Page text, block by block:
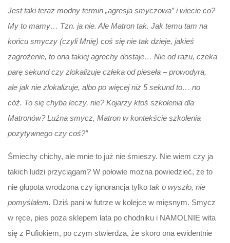
Jest taki teraz modny termin „agresja smyczowa” i wiecie co?
My to mamy… Tzn. ja nie. Ale Matron tak. Jak temu tam na
końcu smyczy (czyli Mnię) coś się nie tak dzieje, jakieś
zagrożenie, to ona takiej agrechy dostaje… Nie od razu, czeka
parę sekund czy zlokalizuje człeka od pieseła – prowodyra,
ale jak nie zlokalizuje, albo po więcej niż 5 sekund to… no
cóż. To się chyba leczy, nie? Kojarzy ktoś szkolenia dla
Matronów? Luźna smycz, Matron w kontekście szkolenia
pozytywnego czy coś?”
Śmiechy chichy, ale mnie to już nie śmieszy. Nie wiem czy ja
takich ludzi przyciągam? W połowie można powiedzieć, że to
nie głupota wrodzona czy ignorancja tylko tak o wyszło, nie
pomyślałem. Dziś pani w futrze w kolejce w mięsnym. Smycz
w ręce, pies poza sklepem lata po chodniku i NAMOLNIE wita
się z Pufiokiem, po czym stwierdza, że skoro ona ewidentnie